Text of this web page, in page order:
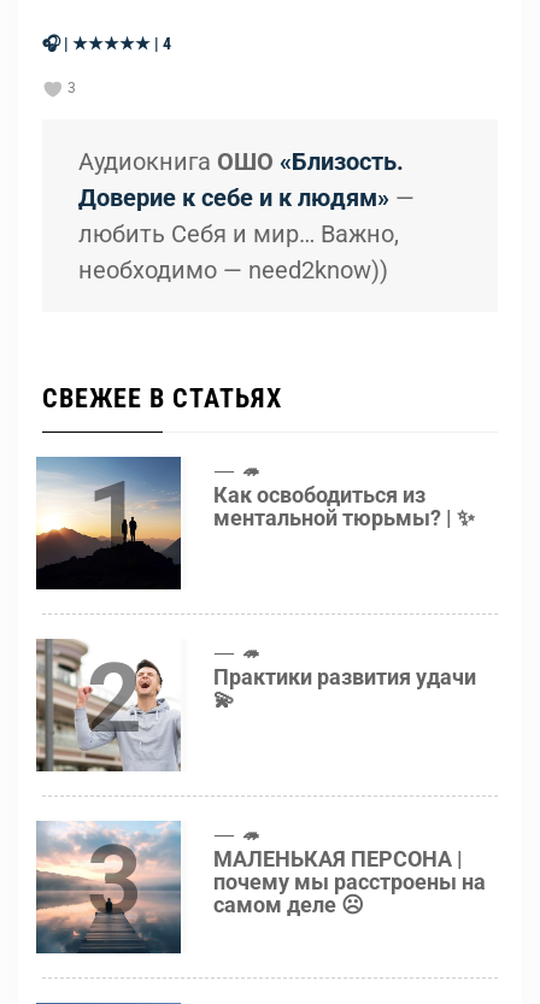
🎧 | ★★★★★ | 4
3
Аудиокнига ОШО «Близость.
Доверие к себе и к людям» —
любить Себя и мир… Важно,
необходимо — need2know))
СВЕЖЕЕ В СТАТЬЯХ
1 🦔
Как освободиться из
ментальной тюрьмы? | ✨
2 🦔
Практики развития удачи
💫
3 🦔
МАЛЕНЬКАЯ ПЕРСОНА |
почему мы расстроены на
самом деле ☹️